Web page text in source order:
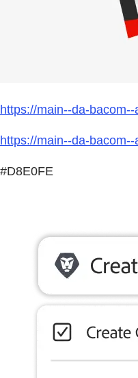
https://main--da-
https://main--da-
#D8E0FE